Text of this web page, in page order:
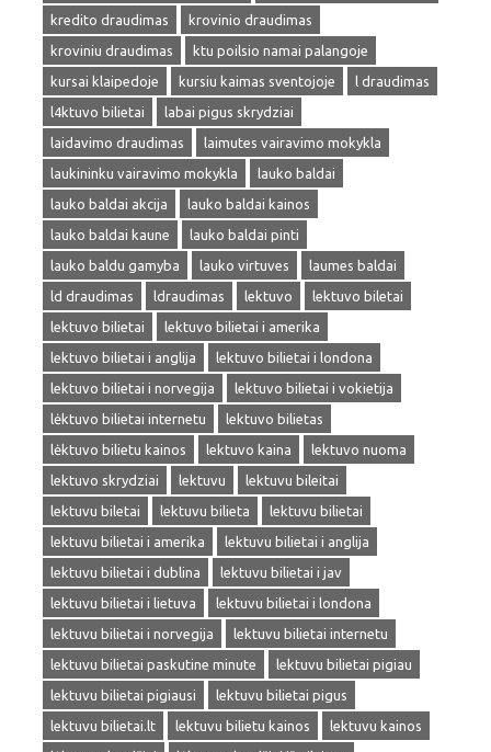
kredito draudimas
krovinio draudimas
kroviniu draudimas
ktu poilsio namai palangoje
kursai klaipedoje
kursiu kaimas sventojoje
l draudimas
l4ktuvo bilietai
labai pigus skrydziai
laidavimo draudimas
laimutes vairavimo mokykla
laukininku vairavimo mokykla
lauko baldai
lauko baldai akcija
lauko baldai kainos
lauko baldai kaune
lauko baldai pinti
lauko baldu gamyba
lauko virtuves
laumes baldai
ld draudimas
ldraudimas lektuvo
lektuvo biletai
lektuvo bilietai
lektuvo bilietai i amerika
lektuvo bilietai i anglija
lektuvo bilietai i londona
lektuvo bilietai i norvegija
lektuvo bilietai i vokietija
lėktuvo bilietai internetu
lektuvo bilietas
lėktuvo bilietu kainos
lektuvo kaina
lektuvo nuoma
lektuvo skrydziai
lektuvu
lektuvu bileitai
lektuvu biletai
lektuvu bilieta
lektuvu bilietai
lektuvu bilietai i amerika
lektuvu bilietai i anglija
lektuvu bilietai i dublina
lektuvu bilietai i jav
lektuvu bilietai i lietuva
lektuvu bilietai i londona
lektuvu bilietai i norvegija
lektuvu bilietai internetu
lektuvu bilietai paskutine minute
lektuvu bilietai pigiau
lektuvu bilietai pigiausi
lektuvu bilietai pigus
lektuvu bilietai.lt
lektuvu bilietu kainos
lektuvu kainos